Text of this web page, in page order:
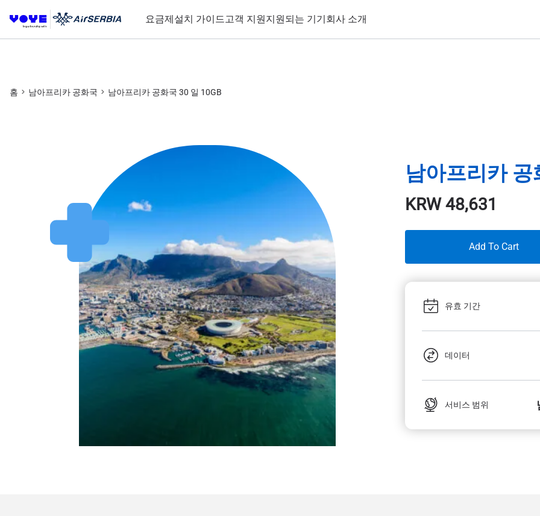
요금제설치 가이드고객 지원지원되는 기기회사 소개
홈 남아프리카 공화국 남아프리카 공화국 30 일 10GB
남아프리카
KRW48,631
Add To Cart
유효 기간
데이터
서비스 범위